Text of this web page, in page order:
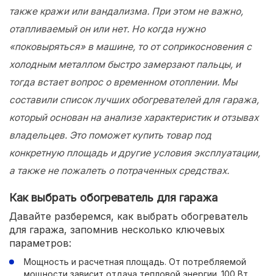
также кражи или вандализма. При этом не важно,
отапливаемый он или нет. Но когда нужно
«поковыряться» в машине, то от соприкосновения с
холодным металлом быстро замерзают пальцы, и
тогда встает вопрос о временном отоплении. Мы
составили список лучших обогревателей для гаража,
который основан на анализе характеристик и отзывах
владельцев. Это поможет купить товар под
конкретную площадь и другие условия эксплуатации,
а также не пожалеть о потраченных средствах.
Как выбрать обогреватель для гаража
Давайте разберемся, как выбрать обогреватель
для гаража, запомнив несколько ключевых
параметров:
Мощность и расчетная площадь. От потребляемой
мощности зависит отдача тепловой энергии. 100 Вт